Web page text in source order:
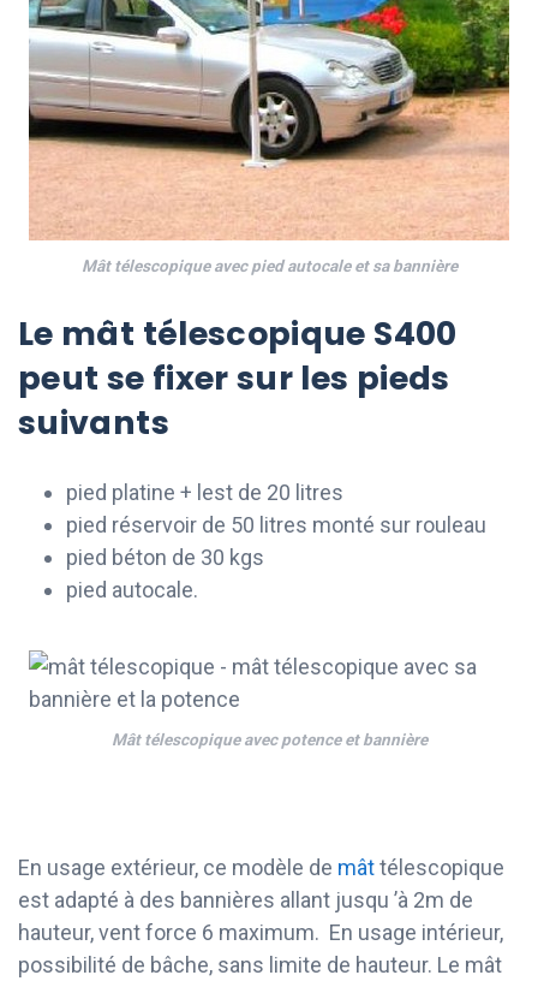
Mât télescopique avec pied autocale et sa bannière
Le mât télescopique S400
peut se fixer sur les pieds
suivants
pied platine + lest de 20 litres
pied réservoir de 50 litres monté sur rouleau
pied béton de 30 kgs
pied autocale.
Mât télescopique avec potence et bannière
En usage extérieur, ce modèle de mâttélescopique
est adapté à des bannières allant jusqu ’à 2m de
hauteur, vent force 6 maximum. En usage intérieur,
possibilité de bâche, sans limite de hauteur. Le mât